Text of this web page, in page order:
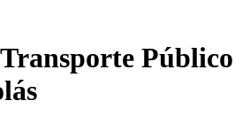
Público